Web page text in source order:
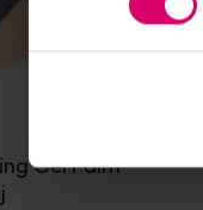
Gel Paint